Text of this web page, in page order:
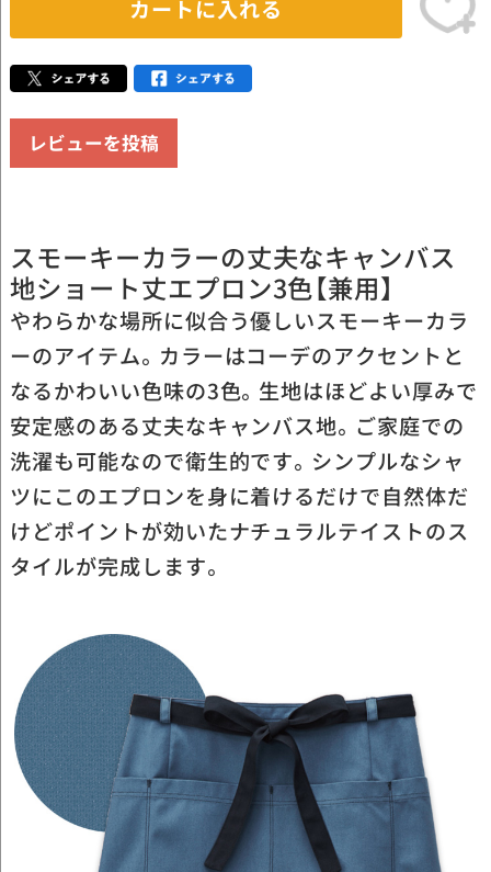
カートに入れる
レビューを投稿
スモーキーカラーの丈夫なキャンバス
地ショート丈エプロン3色【兼用】
やわらかな場所に似合う優しいスモーキーカラ
ーのアイテム。カラーはコーデのアクセントと
なるかわいい色味の3色。生地はほどよい厚みで
安定感のある丈夫なキャンバス地。ご家庭での
洗濯も可能なので衛生的です。シンプルなシャ
ツにこのエプロンを身に着けるだけで自然体だ
けどポイントが効いたナチュラルテイストのス
タイルが完成します。